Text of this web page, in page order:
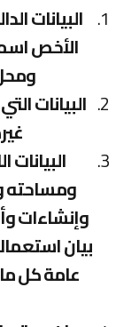
البيانات
الأخص
البيانات
ومساحته
وإنشاءات
بيان
عامة كل